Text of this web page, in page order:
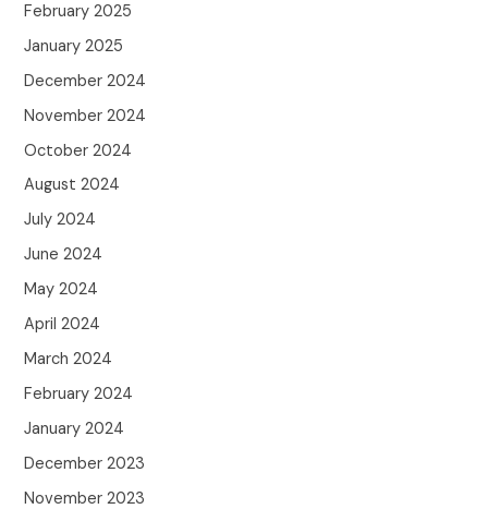
February 2025
January 2025
December 2024
November 2024
October 2024
August 2024
July 2024
June 2024
May 2024
April 2024
March 2024
February 2024
January 2024
December 2023
November 2023